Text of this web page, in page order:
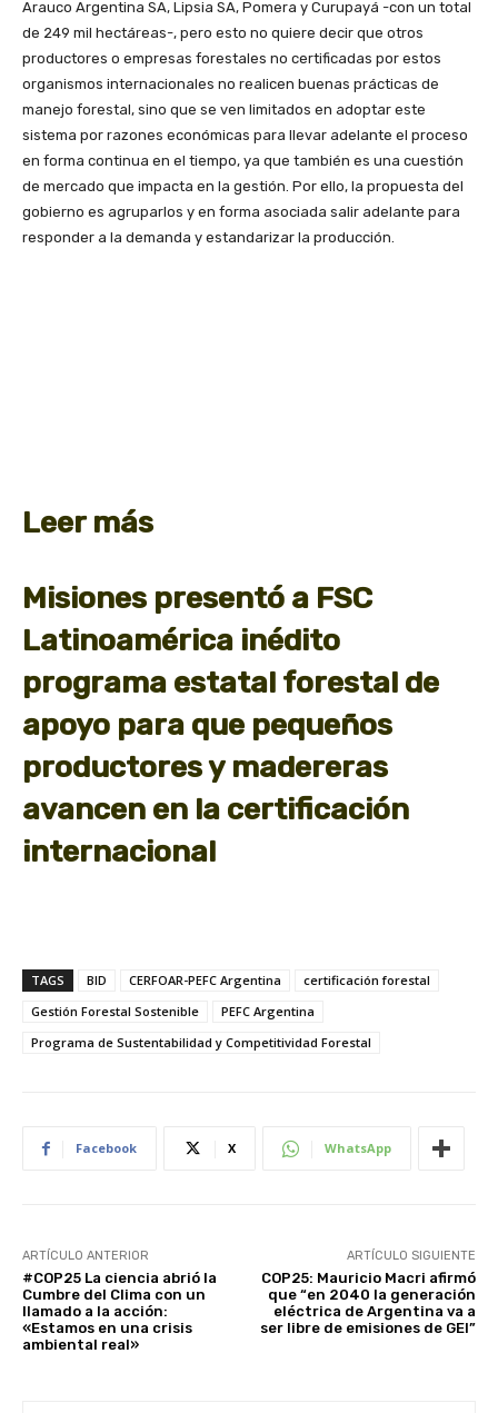
Arauco Argentina SA, Lipsia SA, Pomera y Curupayá -con un total
de 249 mil hectáreas-, pero esto no quiere decir que otros
productores o empresas forestales no certificadas por estos
organismos internacionales no realicen buenas prácticas de
manejo forestal, sino que se ven limitados en adoptar este
sistema por razones económicas para llevar adelante el proceso
en forma continua en el tiempo, ya que también es una cuestión
de mercado que impacta en la gestión. Por ello, la propuesta del
gobierno es agruparlos y en forma asociada salir adelante para
responder a la demanda y estandarizar la producción.
Leer más
Misiones presentó a FSC
Latinoamérica inédito
programa estatal forestal de
apoyo para que pequeños
productores y madereras
avancen en la certificación
internacional
TAGS BID CERFOAR-PEFC Argentina
certificación forestal
Gestión Forestal Sostenible
PEFC Argentina
Programa de Sustentabilidad y Competitividad Forestal
Facebook X WhatsApp
ARTÍCULO ANTERIOR
#COP25 La ciencia abrió la
Cumbre del Clima con un
llamado a la acción:
«Estamos en una crisis
ambiental real»
ARTÍCULO SIGUIENTE
COP25: Mauricio Macri afirmó
que “en 2040 la generación
eléctrica de Argentina va a
ser libre de emisiones de GEI”